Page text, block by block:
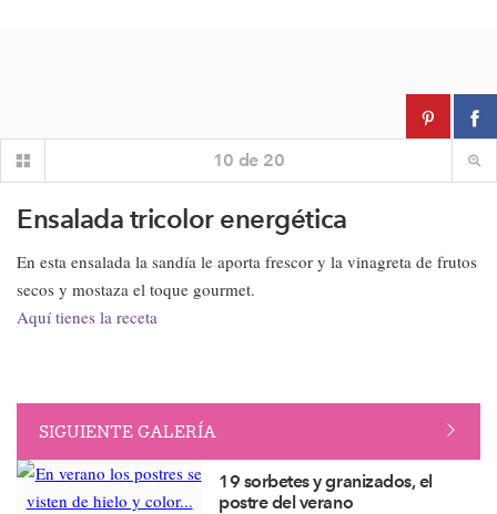
10 de 20
Ensalada tricolor energética
En esta ensalada la sandía le aporta frescor y la vinagreta de frutos
secos y mostaza el toque gourmet.
Aquí tienes la receta
SIGUIENTE GALERÍA
19 sorbetes y granizados, el
postre del verano